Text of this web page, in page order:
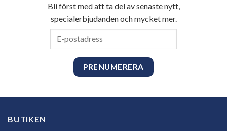
Bli först med att ta del av senaste nytt,
specialerbjudanden och mycket mer.
BUTIKEN